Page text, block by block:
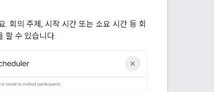
회의 주제, 시작 시간 또는 소요 시간 등 회
할 수 있습니다.